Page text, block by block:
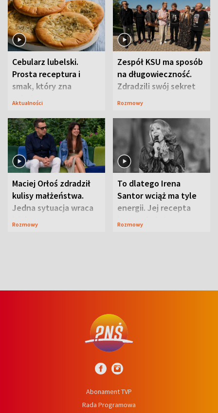
Cebularz lubelski.
Prosta receptura i
smak, który zna
Lubelszczyzna
Aktualności
Zespół KSU ma sposób
na długowieczność.
Zdradzili swój sekret
Rozmowy
Maciej Orłoś zdradził
kulisy małżeństwa.
Jedna sytuacja wraca
jak bumerang
Rozmowy
To dlatego Irena
Santor wciąż ma tyle
energii. Jej recepta
jest zaskakująco
Rozmowy
Abonament TVP
Rada Programowa